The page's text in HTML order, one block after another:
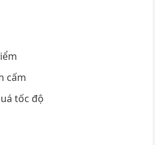
cấm
tốc độ